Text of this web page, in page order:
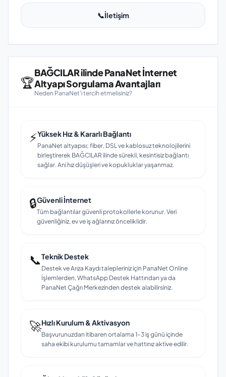
📞İletişim
🏆
BAĞCILAR ilinde PanaNet İnternet
Altyapı Sorgulama Avantajları
Neden PanaNet'i tercih etmelisiniz?
⚡Yüksek Hız & Kararlı Bağlantı
PanaNet altyapısı; fiber, DSL ve kablosuz teknolojilerini
birleştirerek BAĞCILAR ilinde sürekli, kesintisiz bağlantı
sağlar. Ani hız düşüşleri ve kopukluklar yaşanmaz.
🔒Güvenli İnternet
Tüm bağlantılar güvenli protokollerle korunur. Veri
güvenliğiniz, ev ve iş ağlarınız önceliklidir.
📞Teknik Destek
Destek ve Arıza Kaydı talepleriniz için PanaNet Online
İşlemlerden, WhatsApp Destek Hattından ya da
PanaNet Çağrı Merkezinden destek alabilirsiniz.
🚀Hızlı Kurulum & Aktivasyon
Başvurunuzdan itibaren ortalama 1–3 iş günü içinde
saha ekibi kurulumu tamamlar ve hattınız aktive edilir.